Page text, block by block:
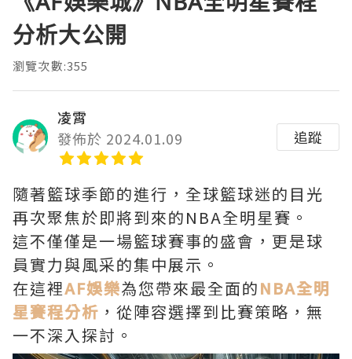
分析大公開
瀏覽次數:355
凌霄
發佈於 2024.01.09
追蹤
隨著籃球季節的進行，全球籃球迷的目光
再次聚焦於即將到來的NBA全明星賽。
這不僅僅是一場籃球賽事的盛會，更是球
員實力與風采的集中展示。
在這裡AF娛樂為您帶來最全面的NBA全明
星賽程分析 ，從陣容選擇到比賽策略，無
一不深入探討。